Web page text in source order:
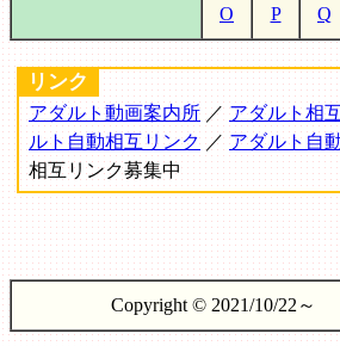
O P Q
リンク
アダルト動画案内所 ／ アダルト相
ルト自動相互リンク ／ アダルト自
相互リンク募集中
Copyright © 2021/10/